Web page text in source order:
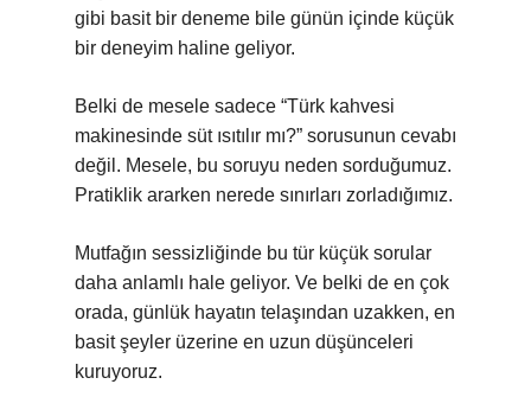
gibi basit bir deneme bile günün içinde küçük
bir deneyim haline geliyor.
Belki de mesele sadece “Türk kahvesi
makinesinde süt ısıtılır mı?” sorusunun cevabı
değil. Mesele, bu soruyu neden sorduğumuz.
Pratiklik ararken nerede sınırları zorladığımız.
Mutfağın sessizliğinde bu tür küçük sorular
daha anlamlı hale geliyor. Ve belki de en çok
orada, günlük hayatın telaşından uzakken, en
basit şeyler üzerine en uzun düşünceleri
kuruyoruz.